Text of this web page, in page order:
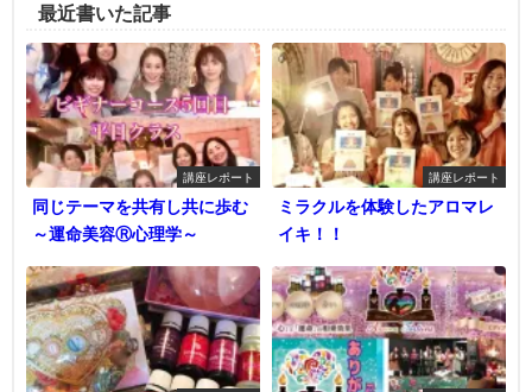
最近書いた記事
講座レポート
同じテーマを共有し共に歩む
～運命美容Ⓡ心理学～
講座レポート
ミラクルを体験したアロマレ
イキ！！